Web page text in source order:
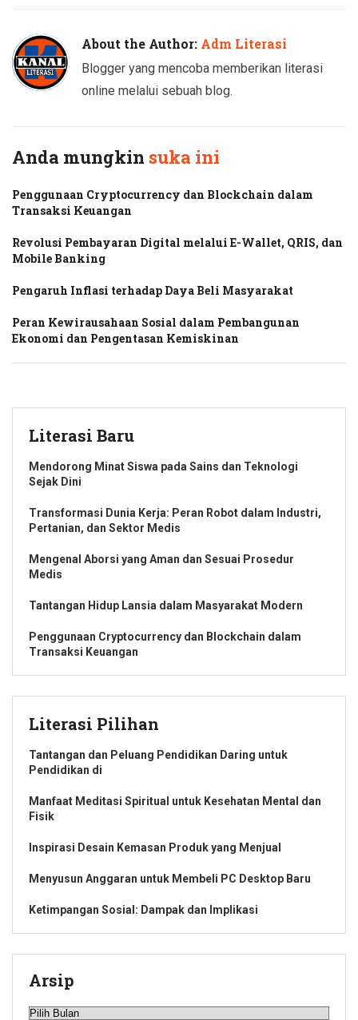
About the Author: Adm Literasi
Blogger yang mencoba memberikan literasi
online melalui sebuah blog.
Anda mungkin suka ini
Penggunaan Cryptocurrency dan Blockchain dalam
Transaksi Keuangan
Revolusi Pembayaran Digital melalui E-Wallet, QRIS, dan
Mobile Banking
Pengaruh Inflasi terhadap Daya Beli Masyarakat
Peran Kewirausahaan Sosial dalam Pembangunan
Ekonomi dan Pengentasan Kemiskinan
Literasi Baru
Mendorong Minat Siswa pada Sains dan Teknologi
Sejak Dini
Transformasi Dunia Kerja: Peran Robot dalam Industri,
Pertanian, dan Sektor Medis
Mengenal Aborsi yang Aman dan Sesuai Prosedur
Medis
Tantangan Hidup Lansia dalam Masyarakat Modern
Penggunaan Cryptocurrency dan Blockchain dalam
Transaksi Keuangan
Literasi Pilihan
Tantangan dan Peluang Pendidikan Daring untuk
Pendidikan di
Manfaat Meditasi Spiritual untuk Kesehatan Mental dan
Fisik
Inspirasi Desain Kemasan Produk yang Menjual
Menyusun Anggaran untuk Membeli PC Desktop Baru
Ketimpangan Sosial: Dampak dan Implikasi
Arsip
Arsip